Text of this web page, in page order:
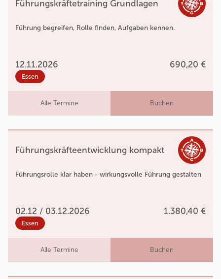
Führungskräftetraining Grundlagen
Führung begreifen, Rolle finden, Aufgaben kennen.
12.11.2026 690,20 €
Essen
Alle Termine Buchen
Führungskräfteentwicklung kompakt
Führungsrolle klar haben - wirkungsvolle Führung gestalten
02.12 / 03.12.2026 1.380,40 €
Essen
Alle Termine Buchen